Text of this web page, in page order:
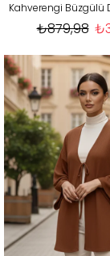
Kahverengi Büzgülü
₺879,98